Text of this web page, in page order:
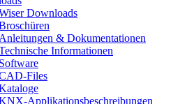
Downloads
Anleitungen & Dokumentationen
Informationen
Software
Files
Applikationsbeschreibungen